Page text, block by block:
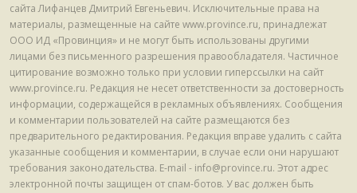
сайта Лифанцев Дмитрий Евгеньевич. Исключительные права на
материалы, размещенные на сайте www.province.ru, принадлежат
ООО ИД «Провинция» и не могут быть использованы другими
лицами без письменного разрешения правообладателя. Частичное
цитирование возможно только при условии гиперссылки на сайт
www.province.ru. Редакция не несет ответственности за достоверность
информации, содержащейся в рекламных объявлениях. Сообщения
и комментарии пользователей на сайте размещаются без
предварительного редактирования. Редакция вправе удалить с сайта
указанные сообщения и комментарии, в случае если они нарушают
требования законодательства. E-mail - info@province.ru. Этот адрес
электронной почты защищен от спам-ботов. У вас должен быть